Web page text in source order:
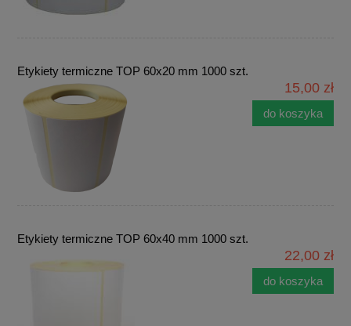
Etykiety termiczne TOP 60x20 mm 1000 szt.
15,00 zł
do koszyka
Etykiety termiczne TOP 60x40 mm 1000 szt.
22,00 zł
do koszyka